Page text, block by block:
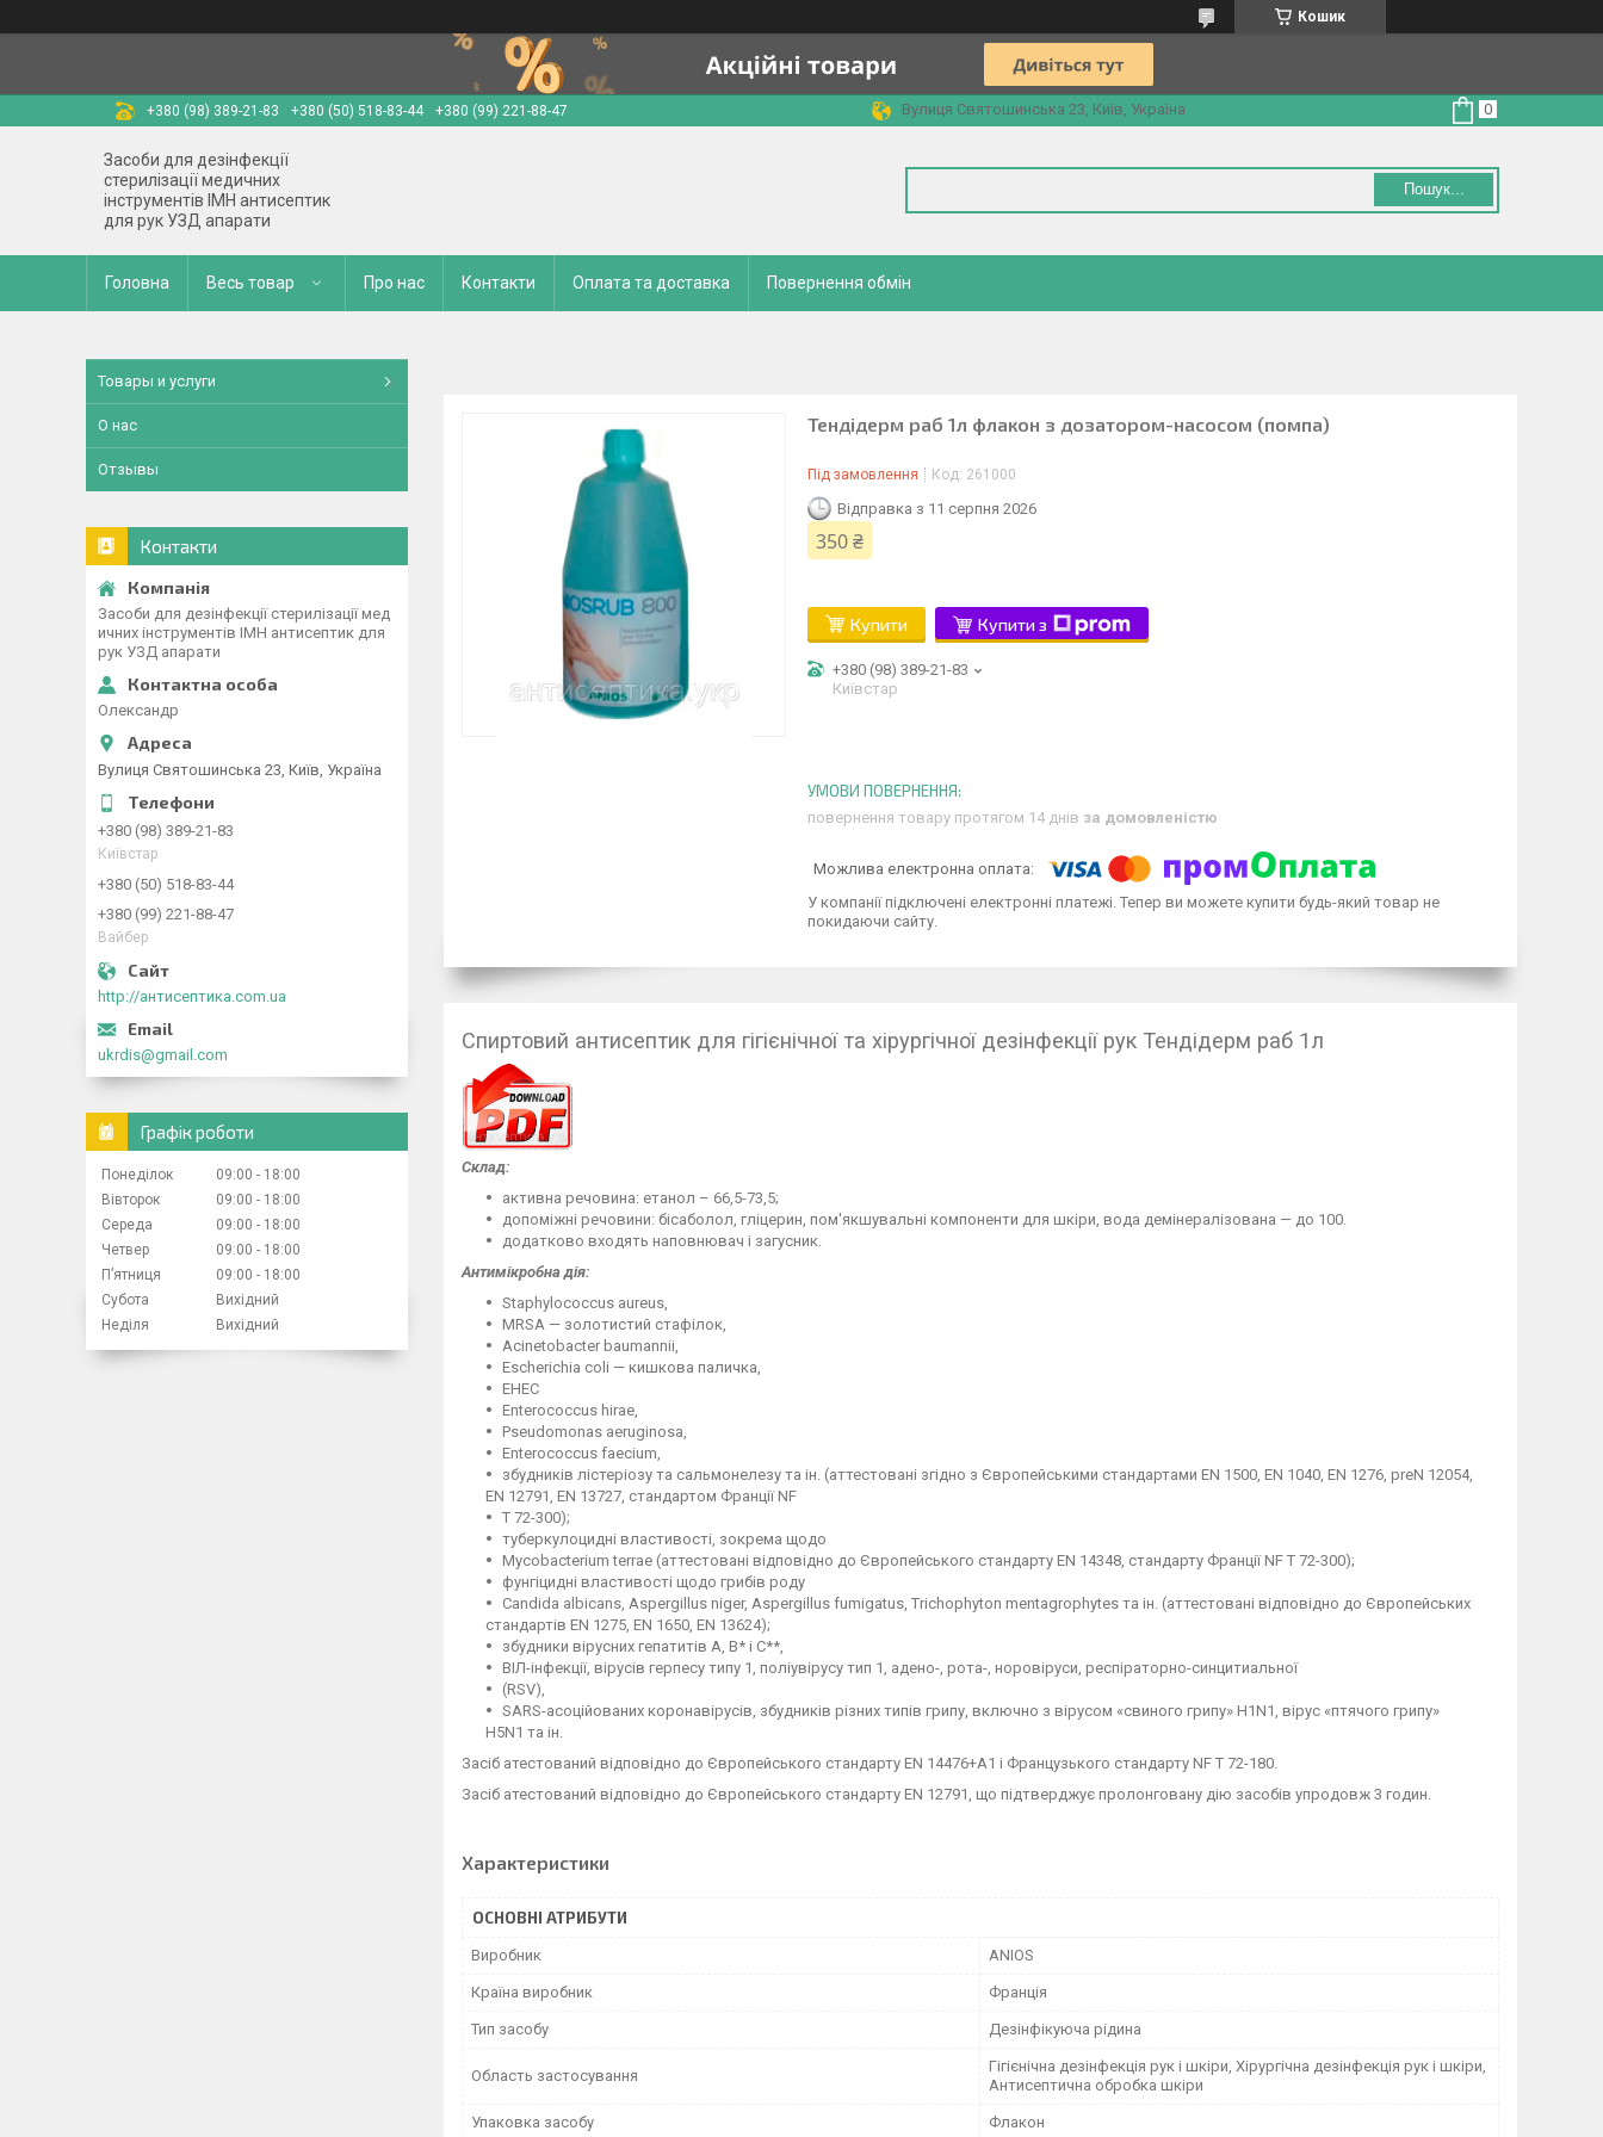
Кошик
+380 (98) 389-21-83 +380 (50) 518-83-44 +380 (99) 221-88-47 Вулиця Святошинська 23, Київ, Україна
Засоби для дезінфекції
стерилізації медичних
інструментів ІМН антисептик
для рук УЗД апарати
Пошук...
Головна Весь товар Про нас Контакти Оплата та доставка Повернення обмін
Тендідерм раб 1л флакон з дозатором-насосом (помпа)
Під замовлення Код: 261000
Відправка з 11 серпня 2026
350 ₴
Купити Купити з
+380 (98) 389-21-83
Київстар
повернення товару протягом 14 днів за домовленістю
У компанії підключені електронні платежі. Тепер ви можете купити будь-який товар не
покидаючи сайту.
Спиртовий антисептик для гігієнічної та хірургічної дезінфекції рук Тендідерм раб 1л
Склад:
активна речовина: етанол – 66,5-73,5;
допоміжні речовини: бісаболол, гліцерин, пом'якшувальні компоненти для шкіри, вода демінералізована — до 100.
додатково входять наповнювач і загусник.
Антимікробна дія:
Staphylococcus aureus,
MRSA — золотистий стафілок,
Acinetobacter baumannii,
Escherichia coli — кишкова паличка,
ЕНЕС
Enterococcus hirae,
Pseudomonas aeruginosa,
Enterococcus faecium,
збудників лістеріозу та сальмонелезу та ін. (аттестовані згідно з Європейськими стандартами EN 1500, EN 1040, EN 1276, preN 12054,
EN 12791, EN 13727, стандартом Франції NF
T 72-300);
туберкулоцидні властивості, зокрема щодо
Mycobacterium terrae (аттестовані відповідно до Європейського стандарту EN 14348, стандарту Франції NF T 72-300);
фунгіцидні властивості щодо грибів роду
Саndida albicans, Aspergillus niger, Aspergillus fumigatus, Trichophyton mentagrophytes та ін. (аттестовані відповідно до Європейських
стандартів EN 1275, EN 1650, EN 13624);
збудники вірусних гепатитів А, В* і С**,
ВІЛ-інфекції, вірусів герпесу типу 1, поліувірусу тип 1, адено-, рота-, норовіруси, респіраторно-синцитиальної
(RSV),
SARS-асоційованих коронавірусів, збудників різних типів грипу, включно з вірусом «свиного грипу» H1N1, вірус «птячого грипу»
H5N1 та ін.
Засіб атестований відповідно до Європейського стандарту EN 14476+А1 і Французького стандарту NF Т 72-180.
Засіб атестований відповідно до Європейського стандарту EN 12791, що підтверджує пролонговану дію засобів упродовж 3 годин.
Характеристики
ОСНОВНІ АТРИБУТИ
Виробник ANIOS
Країна виробник Франція
Тип засобу Дезінфікуюча рідина
Область застосування
Гігієнічна дезінфекція рук і шкіри, Хірургічна дезінфекція рук і шкіри,
Антисептична обробка шкіри
Упаковка засобу Флакон
Товары и услуги
О нас
Отзывы
Контакти
Засоби для дезінфекції стерилізації мед
ичних інструментів ІМН антисептик для
рук УЗД апарати
Олександр
Вулиця Святошинська 23, Київ, Україна
+380 (98) 389-21-83
Київстар
+380 (50) 518-83-44
+380 (99) 221-88-47
Вайбер
http://антисептика.com.ua
ukrdis@gmail.com
Графік роботи
Понеділок 09:00
18:00
Вівторок
09:00
18:00
Середа
09:00
18:00
Четвер
09:00
18:00
Пʼятниця
09:00
18:00
Субота
Вихідний
Неділя
Вихідний